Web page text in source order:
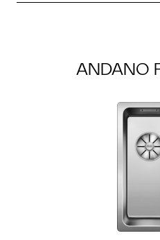
ANDANO